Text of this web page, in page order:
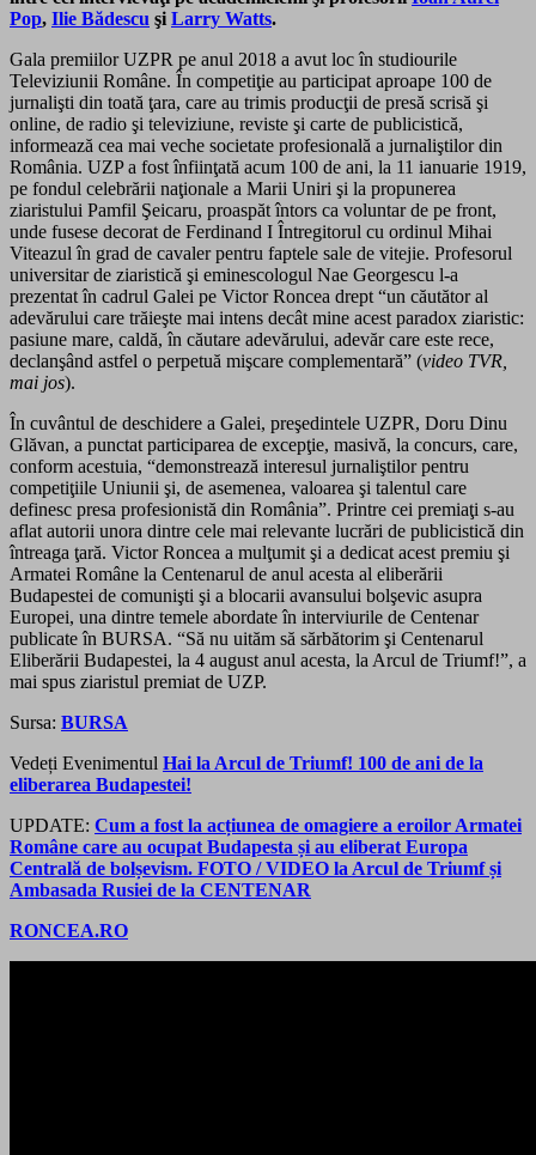
Pop, Ilie Bădescu şi Larry Watts.
Gala premiilor UZPR pe anul 2018 a avut loc în studiourile
Televiziunii Române. În competiţie au participat aproape 100 de
jurnalişti din toată ţara, care au trimis producţii de presă scrisă şi
online, de radio şi televiziune, reviste şi carte de publicistică,
informează cea mai veche societate profesională a jurnaliştilor din
România. UZP a fost înfiinţată acum 100 de ani, la 11 ianuarie 1919,
pe fondul celebrării naţionale a Marii Uniri şi la propunerea
ziaristului Pamfil Şeicaru, proaspăt întors ca voluntar de pe front,
unde fusese decorat de Ferdinand I Întregitorul cu ordinul Mihai
Viteazul în grad de cavaler pentru faptele sale de vitejie. Profesorul
universitar de ziaristică şi eminescologul Nae Georgescu l-a
prezentat în cadrul Galei pe Victor Roncea drept “un căutător al
adevărului care trăieşte mai intens decât mine acest paradox ziaristic:
pasiune mare, caldă, în căutare adevărului, adevăr care este rece,
declanşând astfel o perpetuă mişcare complementară” (video TVR,
mai jos).
În cuvântul de deschidere a Galei, preşedintele UZPR, Doru Dinu
Glăvan, a punctat participarea de excepţie, masivă, la concurs, care,
conform acestuia, “demonstrează interesul jurnaliştilor pentru
competiţiile Uniunii şi, de asemenea, valoarea şi talentul care
definesc presa profesionistă din România”. Printre cei premiaţi s-au
aflat autorii unora dintre cele mai relevante lucrări de publicistică din
întreaga ţară. Victor Roncea a mulţumit şi a dedicat acest premiu şi
Armatei Române la Centenarul de anul acesta al eliberării
Budapestei de comunişti şi a blocarii avansului bolşevic asupra
Europei, una dintre temele abordate în interviurile de Centenar
publicate în BURSA. “Să nu uităm să sărbătorim şi Centenarul
Eliberării Budapestei, la 4 august anul acesta, la Arcul de Triumf!”, a
mai spus ziaristul premiat de UZP.
Sursa: BURSA
Vedeți Evenimentul Hai la Arcul de Triumf! 100 de ani de la
eliberarea Budapestei!
UPDATE: Cum a fost la acțiunea de omagiere a eroilor Armatei
Române care au ocupat Budapesta și au eliberat Europa
Centrală de bolșevism. FOTO / VIDEO la Arcul de Triumf și
Ambasada Rusiei de la CENTENAR
RONCEA.RO